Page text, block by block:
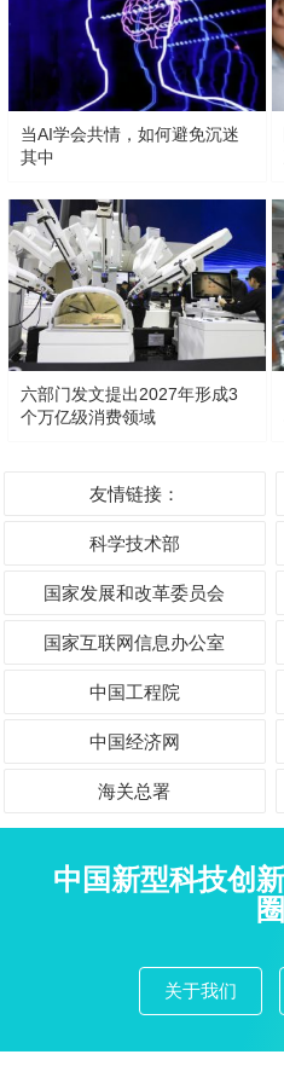
当AI学会共情，如何避免沉迷
其中
六部门发文提出2027年形成3
个万亿级消费领域
友情链接：
科学技术部
国家发展和改革委员会
国家互联网信息办公室
中国工程院
中国经济网
海关总署
中国新型科技创
圈
关于我们